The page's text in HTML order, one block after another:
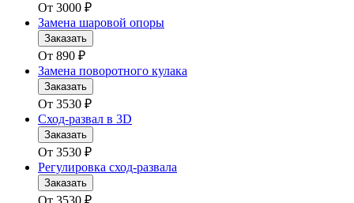
От 3000 ₽
Замена шаровой опоры
Заказать
От 890 ₽
Замена поворотного кулака
Заказать
От 3530 ₽
Сход-развал в 3D
Заказать
От 3530 ₽
Регулировка сход-развала
Заказать